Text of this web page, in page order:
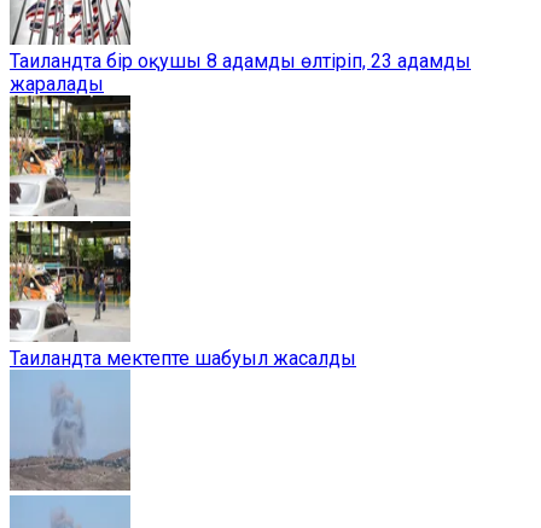
Таиландта бір оқушы 8 адамды өлтіріп, 23 адамды
жаралады
Таиландта мектепте шабуыл жасалды